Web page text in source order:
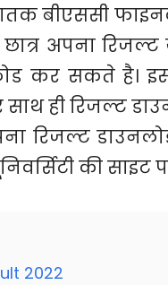
बीएससी
अपना
कर सकते है।
ही रिजल्ट
डाउनलोड
की साइट
2022